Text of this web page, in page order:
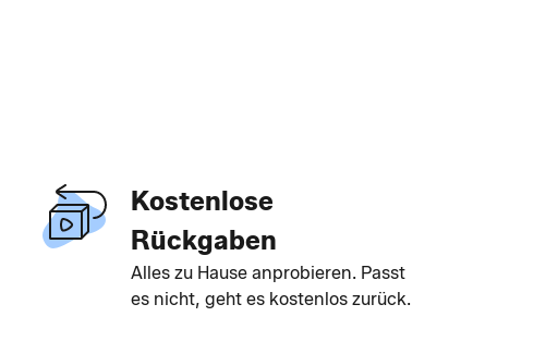
Kostenlose
Rückgaben
Alles zu Hause anprobieren. Passt
es nicht, geht es kostenlos zurück.